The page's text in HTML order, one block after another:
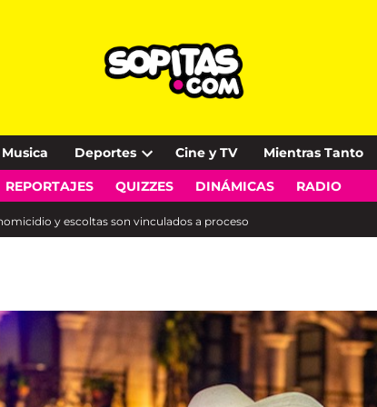
Musica Deportes
Open
dropdown
Cine y TV Mientras Tanto
REPORTAJES QUIZZES DINÁMICAS RADIO
y escoltas son vinculados a proceso